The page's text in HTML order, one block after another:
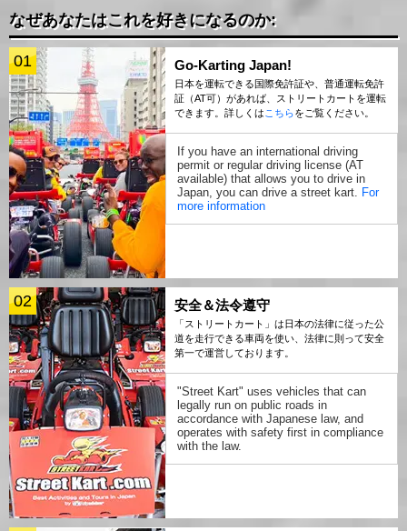
なぜあなたはこれを好きになるのか:
01 Go-Karting Japan!
日本を運転できる国際免許証や、普通運転免許
証（AT可）があれば、ストリートカートを運転
できます。詳しくは こちらをご覧ください。
If you have an international driving
permit or regular driving license (AT
available) that allows you to drive in
Japan, you can drive a street kart. For
more information
02 安全＆法令遵守
「ストリートカート」は日本の法律に従った公
道を走行できる車両を使い、法律に則って安全
第一で運営しております。
"Street Kart" uses vehicles that can
legally run on public roads in
accordance with Japanese law, and
operates with safety first in compliance
with the law.